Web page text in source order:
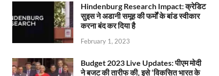
Hindenburg Research Impact: क्रेडिट
सुइस ने अडानी समूह की फर्मों के बांड स्वीकार
करना बंद कर दिया है
February 1, 2023
Budget 2023 Live Updates: पीएम मोदी
ने बजट की तारीफ की, इसे ‘विकसित भारत के